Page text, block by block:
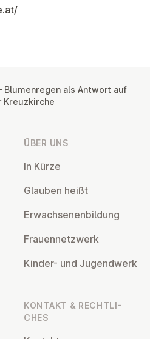
Blumenregen als Antwort auf
Kreuzkirche
ÜBER UNS
In Kürze
Glauben heißt
Er­wach­se­nen­bil­dung
Frau­en­netz­werk
Kinder- und Ju­gend­werk
KONTAKT & RECHT­LI­
CHES